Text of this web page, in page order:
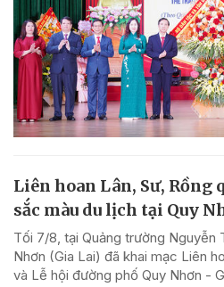
Liên hoan Lân, Sư, Rồng
sắc màu du lịch tại Quy
Tối 7/8, tại Quảng trường Nguyễn
Nhơn (Gia Lai) đã khai mạc Liên
và Lễ hội đường phố Quy Nhơn -